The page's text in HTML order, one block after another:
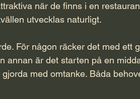
när de finns i en
utvecklas naturligt.
För någon räcker det med ett
annan är det starten på en
med omtanke. Båda